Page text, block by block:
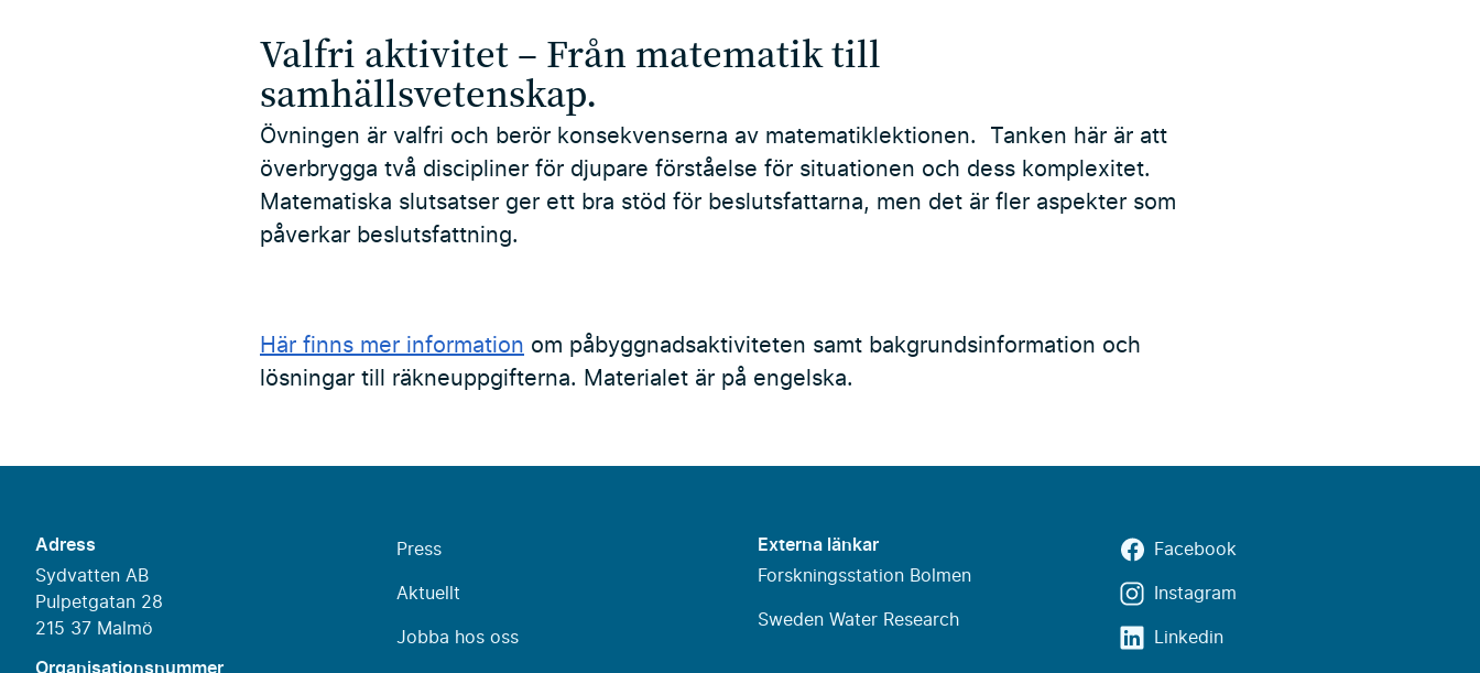
Valfri aktivitet – Från matematik till
samhällsvetenskap.
Övningen är valfri och berör konsekvenserna av matematiklektionen. Tanken här är att
överbrygga två discipliner för djupare förståelse för situationen och dess komplexitet.
Matematiska slutsatser ger ett bra stöd för beslutsfattarna, men det är fler aspekter som
påverkar beslutsfattning.
Här finns mer information om påbyggnadsaktiviteten samt bakgrundsinformation och
lösningar till räkneuppgifterna. Materialet är på engelska.
Adress
Sydvatten AB
Pulpetgatan 28
215 37 Malmö
Organisationsnummer
Press
Aktuellt
Jobba hos oss
Externa länkar
Forskningsstation Bolmen
Sweden Water Research
Facebook
Instagram
Linkedin